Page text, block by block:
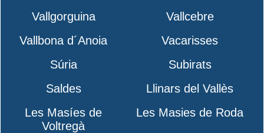
Vallgorguina
Vallcebre
Vallbona d´Anoia
Vacarisses
Súria
Subirats
Saldes
Llinars del Vallès
Les Masíes de
Voltregà
Les Masies de Roda